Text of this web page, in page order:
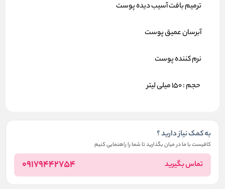
ترمیم بافت آسیب دیده پوست
آبرسان عمیق پوست
نرم کننده پوست
حجم : 150 میلی لیتر
به کمک نیاز دارید ؟
کافیست با ما در میان بگذارید تا شما را راهنمایی کنیم
تماس بگیرید 09179442754